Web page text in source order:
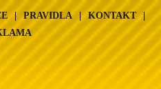
| PRAVIDLA | KONTAKT |